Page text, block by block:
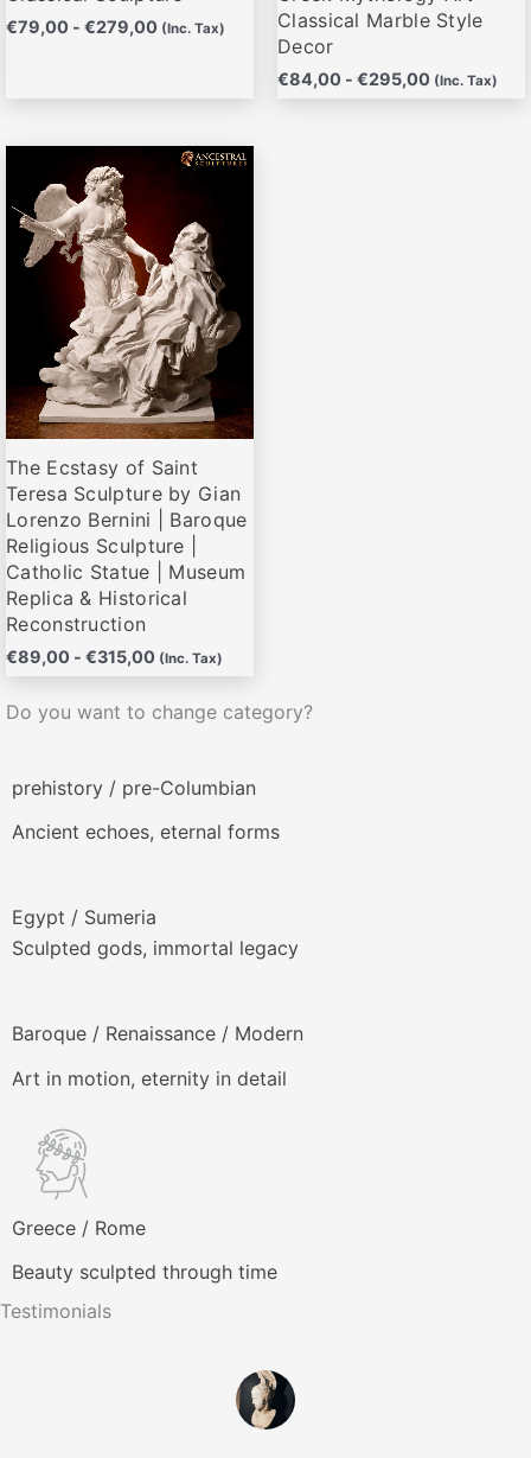
€79,00 - €279,00 (Inc. Tax)
Classical Marble Style
Decor
€84,00 - €295,00 (Inc. Tax)
producto
The Ecstasy of Saint
Teresa Sculpture by Gian
Lorenzo Bernini | Baroque
Religious Sculpture |
Catholic Statue | Museum
Replica & Historical
Reconstruction
€89,00 - €315,00
Rango
desde
€89,00
hasta
€315,00
(Inc. Tax)
producto
tiene
múltiples
variantes.
opciones
pueden
elegir
en
la
página
de
producto
Do you want to change category?
prehistory / pre-Columbian
Ancient echoes, eternal forms
Egypt / Sumeria
Sculpted gods, immortal legacy
Baroque / Renaissance / Modern
Art in motion, eternity in detail
Greece / Rome
Beauty sculpted through time
Testimonials